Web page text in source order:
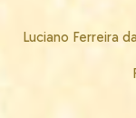
Luciano Ferreira